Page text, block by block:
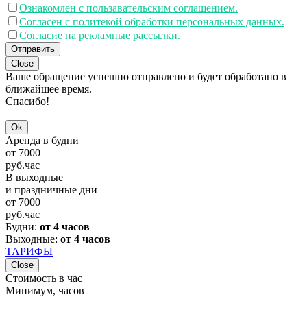
Ознакомлен с пользавательским соглашением.
Согласен с политекой обработки персональных данных.
Согласие на рекламные рассылки.
Отправить
Close
Ваше обращение успешно отправлено и будет обработано в
ближайшее время.
Спасибо!
Ok
Аренда в будни
от 7000
руб.час
В выходные
и праздничные дни
от 7000
руб.час
Будни: от 4 часов
Выходные: от 4 часов
ТАРИФЫ
Close
Стоимость в час
Минимум, часов